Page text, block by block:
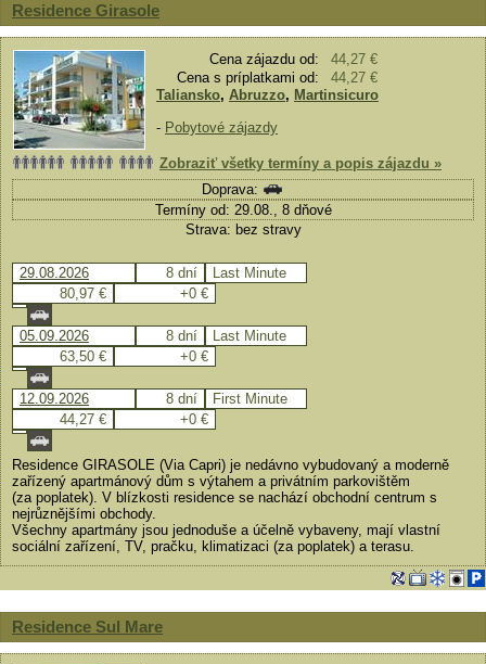
Residence Girasole
Cena zájazdu od:
44,27 €
Cena s príplatkami od:
44,27 €
Taliansko, Abruzzo, Martinsicuro
- Pobytové zájazdy
Zobraziť všetky termíny a popis zájazdu »
Doprava:
Termíny od: 29.08., 8 dňové
Strava: bez stravy
29.08.2026 8 dní
Last Minute
80,97 €
+0 €
05.09.2026 8 dní
Last Minute
63,50 €
+0 €
12.09.2026 8 dní
First Minute
44,27 €
+0 €
Residence GIRASOLE (Via Capri) je nedávno vybudovaný a moderně
zařízený apartmánový dům s výtahem a privátním parkovištěm
(za poplatek). V blízkosti residence se nachází obchodní centrum s
nejrůznějšími obchody.
Všechny apartmány jsou jednoduše a účelně vybaveny, mají vlastní
sociální zařízení, TV, pračku, klimatizaci (za poplatek) a terasu.
Residence Sul Mare